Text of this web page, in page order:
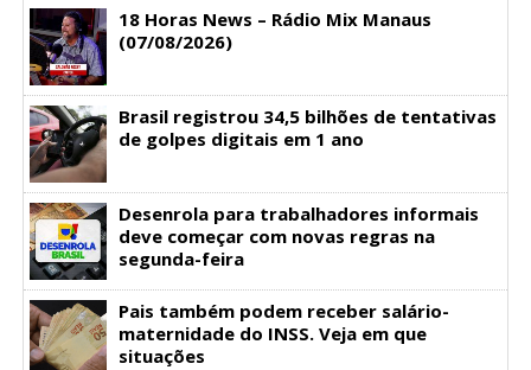
18 Horas News​​​​​​​​​​​​ – Rádio Mix Manaus
(07/08/2026)
Brasil registrou 34,5 bilhões de tentativas
de golpes digitais em 1 ano
Desenrola para trabalhadores informais
deve começar com novas regras na
segunda-feira
Pais também podem receber salário-
maternidade do INSS. Veja em que
situações